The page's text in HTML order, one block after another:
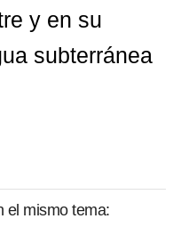
y en su
subterránea
el mismo tema: